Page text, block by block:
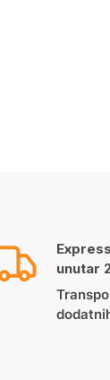
unutar